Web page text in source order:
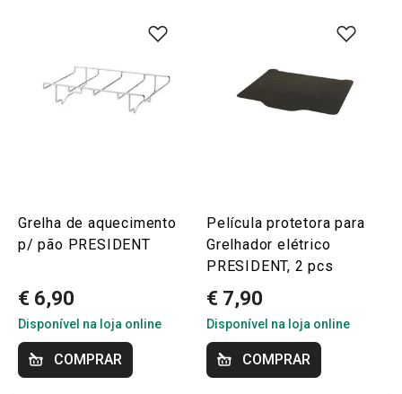
Grelha de aquecimento
p/ pão PRESIDENT
€ 6,90
Disponível na loja online
COMPRAR
Película protetora para
Grelhador elétrico
PRESIDENT, 2 pcs
€ 7,90
Disponível na loja online
COMPRAR